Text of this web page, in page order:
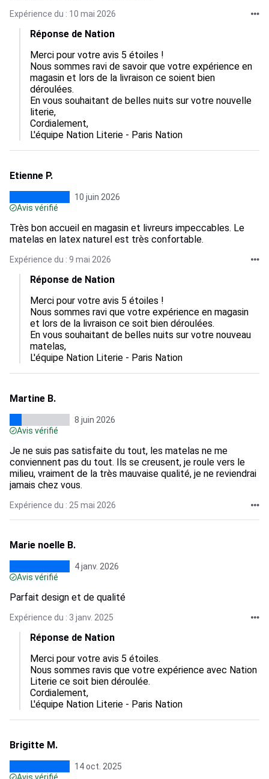
Expérience du : 10 mai 2026
Réponse de Nation
Merci pour votre avis 5 étoiles !
Nous sommes ravi de savoir que votre expérience en
magasin et lors de la livraison ce soient bien
déroulées.
En vous souhaitant de belles nuits sur votre nouvelle
literie,
Cordialement,
L'équipe Nation Literie - Paris Nation
Etienne P.
10 juin 2026
Avis vérifié
Très bon accueil en magasin et livreurs impeccables. Le
matelas en latex naturel est très confortable.
Expérience du : 9 mai 2026
Réponse de Nation
Merci pour votre avis 5 étoiles !
Nous sommes ravi que votre expérience en magasin
et lors de la livraison ce soit bien déroulées.
En vous souhaitant de belles nuits sur votre nouveau
matelas,
L'équipe Nation Literie - Paris Nation
Martine B.
8 juin 2026
Avis vérifié
Je ne suis pas satisfaite du tout, les matelas ne me
conviennent pas du tout. Ils se creusent, je roule vers le
milieu, vraiment de la très mauvaise qualité, je ne reviendrai
jamais chez vous.
Expérience du : 25 mai 2026
Marie noelle B.
4 janv. 2026
Avis vérifié
Parfait design et de qualité
Expérience du : 3 janv. 2025
Réponse de Nation
Merci pour votre avis 5 étoiles.
Nous sommes ravis que votre expérience avec Nation
Literie ce soit bien déroulée.
Cordialement,
L'équipe Nation Literie - Paris Nation
Brigitte M.
14 oct. 2025